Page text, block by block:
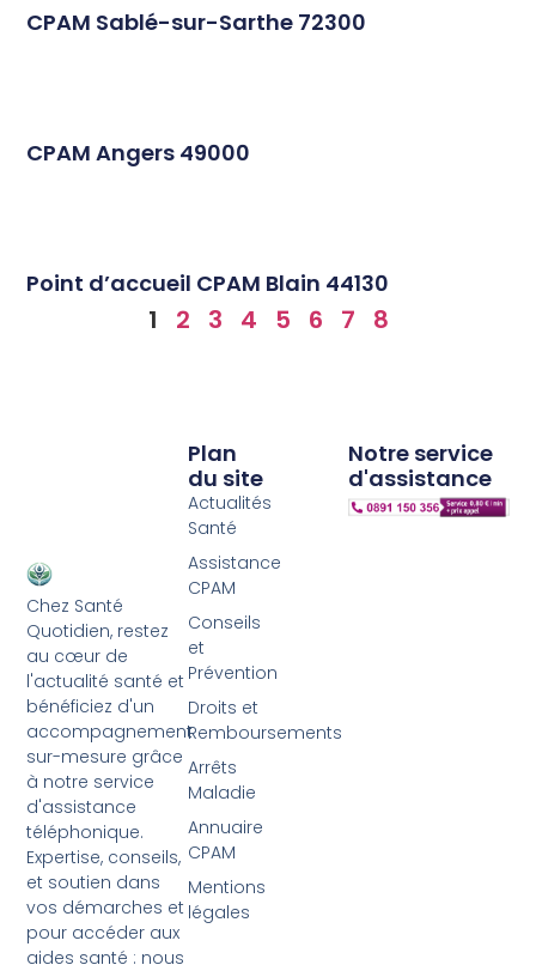
CPAM Sablé-sur-Sarthe 72300
CPAM Angers 49000
Point d’accueil CPAM Blain 44130
1 2 3 4 5 6 7 8
Chez Santé
Quotidien, restez
au cœur de
l'actualité santé et
bénéficiez d'un
accompagnement
sur-mesure grâce
à notre service
d'assistance
téléphonique.
Expertise, conseils,
et soutien dans
vos démarches et
pour accéder aux
aides santé : nous
Plan
du site
Actualités
Santé
Assistance
CPAM
Conseils
et
Prévention
Droits et
Remboursements
Arrêts
Maladie
Annuaire
CPAM
Mentions
légales
Notre service
d'assistance